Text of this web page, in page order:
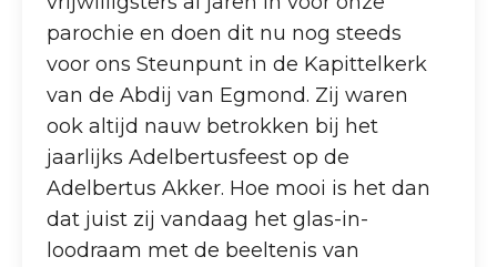
parochie en doen dit nu nog steeds
voor ons Steunpunt in de Kapittelkerk
van de Abdij van Egmond. Zij waren
ook altijd nauw betrokken bij het
jaarlijks Adelbertusfeest op de
Adelbertus Akker. Hoe mooi is het dan
dat juist zij vandaag het glas-in-
loodraam met de beeltenis van